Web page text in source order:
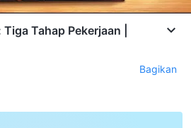
Tahap Pekerjaan |
Bagikan